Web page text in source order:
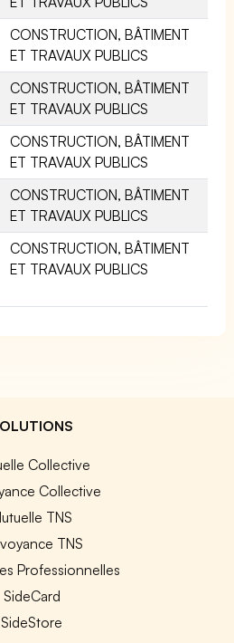
CONSTRUCTION, BÂTIMENT
ET TRAVAUX PUBLICS
CONSTRUCTION, BÂTIMENT
ET TRAVAUX PUBLICS
CONSTRUCTION, BÂTIMENT
ET TRAVAUX PUBLICS
CONSTRUCTION, BÂTIMENT
ET TRAVAUX PUBLICS
CONSTRUCTION, BÂTIMENT
ET TRAVAUX PUBLICS
Collective
Collective
TNS
TNS
Professionnelles
SideCard
SideStore